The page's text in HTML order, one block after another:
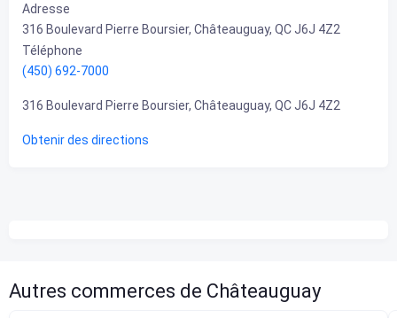
Adresse
316 Boulevard Pierre Boursier, Châteauguay, QC J6J 4Z2
Téléphone
(450) 692-7000
316 Boulevard Pierre Boursier, Châteauguay, QC J6J 4Z2
Obtenir des directions
Autres commerces de Châteauguay